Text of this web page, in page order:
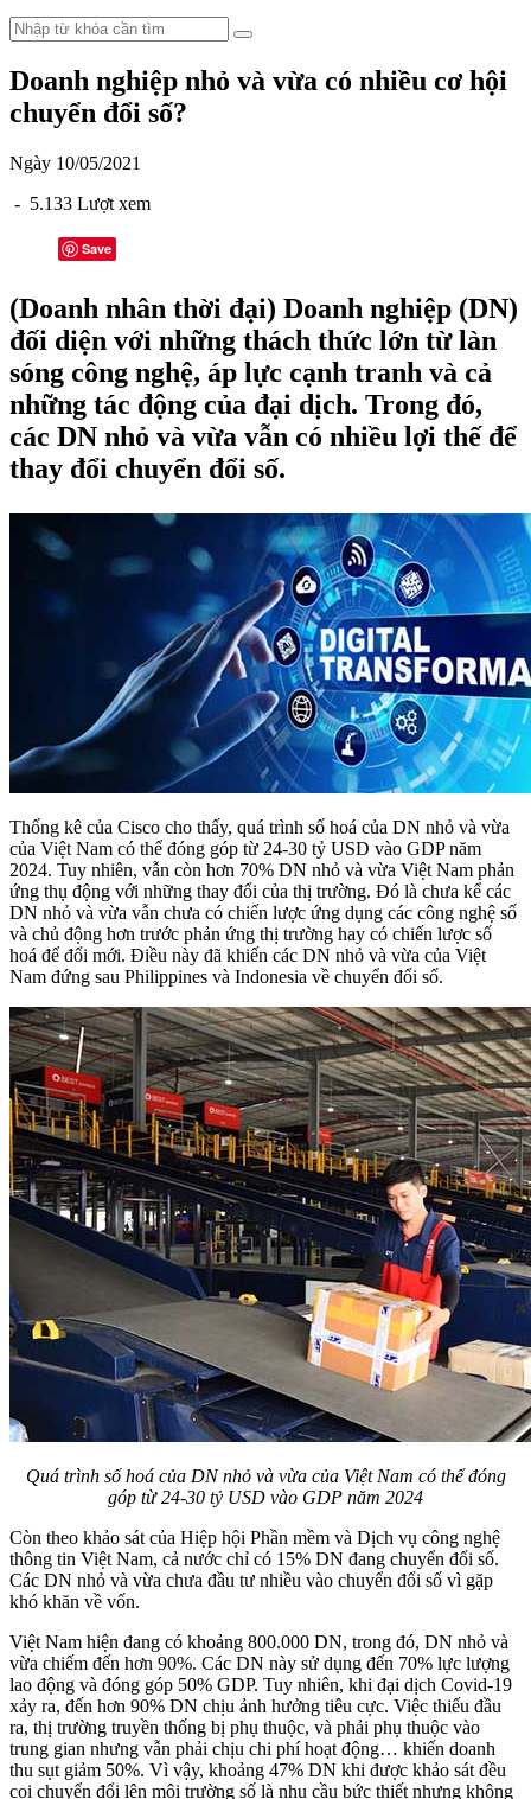
Doanh nghiệp nhỏ và vừa có nhiều cơ hội
chuyển đổi số?
Ngày 10/05/2021
- 5.133 Lượt xem
Save
(Doanh nhân thời đại) Doanh nghiệp (DN)
đối diện với những thách thức lớn từ làn
sóng công nghệ, áp lực cạnh tranh và cả
những tác động của đại dịch. Trong đó,
các DN nhỏ và vừa vẫn có nhiều lợi thế để
thay đổi chuyển đổi số.
Thống kê của Cisco cho thấy, quá trình số hoá của DN nhỏ và vừa
của Việt Nam có thể đóng góp từ 24-30 tỷ USD vào GDP năm
2024. Tuy nhiên, vẫn còn hơn 70% DN nhỏ và vừa Việt Nam phản
ứng thụ động với những thay đổi của thị trường. Đó là chưa kể các
DN nhỏ và vừa vẫn chưa có chiến lược ứng dụng các công nghệ số
và chủ động hơn trước phản ứng thị trường hay có chiến lược số
hoá để đổi mới. Điều này đã khiến các DN nhỏ và vừa của Việt
Nam đứng sau Philippines và Indonesia về chuyển đổi số.
Quá trình số hoá của DN nhỏ và vừa của Việt Nam có thể đóng
góp từ 24-30 tỷ USD vào GDP năm 2024
Còn theo khảo sát của Hiệp hội Phần mềm và Dịch vụ công nghệ
thông tin Việt Nam, cả nước chỉ có 15% DN đang chuyển đổi số.
Các DN nhỏ và vừa chưa đầu tư nhiều vào chuyển đổi số vì gặp
khó khăn về vốn.
Việt Nam hiện đang có khoảng 800.000 DN, trong đó, DN nhỏ và
vừa chiếm đến hơn 90%. Các DN này sử dụng đến 70% lực lượng
lao động và đóng góp 50% GDP. Tuy nhiên, khi đại dịch Covid-19
xảy ra, đến hơn 90% DN chịu ảnh hưởng tiêu cực. Việc thiếu đầu
ra, thị trường truyền thống bị phụ thuộc, và phải phụ thuộc vào
trung gian nhưng vẫn phải chịu chi phí hoạt động… khiến doanh
thu sụt giảm 50%. Vì vậy, khoảng 47% DN khi được khảo sát đều
coi chuyển đổi lên môi trường số là nhu cầu bức thiết nhưng không